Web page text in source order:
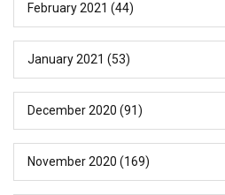
February 2021 (44)
January 2021 (53)
December 2020 (91)
November 2020 (169)